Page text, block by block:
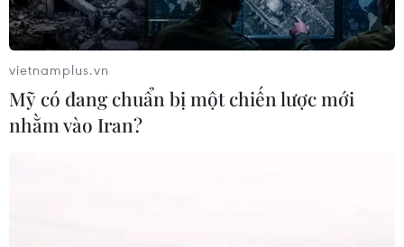
vietnamplus.vn
Mỹ có đang chuẩn bị một chiến lược mới
nhằm vào Iran?